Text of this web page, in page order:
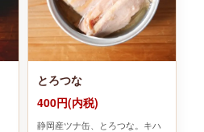
とろつな
400円(内税)
静岡産ツナ缶、とろつな。キハ